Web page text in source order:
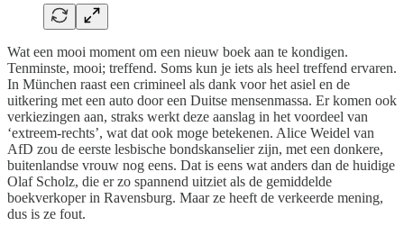
Wat een mooi moment om een nieuw boek aan te kondigen.
Tenminste, mooi; treffend. Soms kun je iets als heel treffend ervaren.
In München raast een crimineel als dank voor het asiel en de
uitkering met een auto door een Duitse mensenmassa. Er komen ook
verkiezingen aan, straks werkt deze aanslag in het voordeel van
‘extreem-rechts’, wat dat ook moge betekenen. Alice Weidel van
AfD zou de eerste lesbische bondskanselier zijn, met een donkere,
buitenlandse vrouw nog eens. Dat is eens wat anders dan de huidige
Olaf Scholz, die er zo spannend uitziet als de gemiddelde
boekverkoper in Ravensburg. Maar ze heeft de verkeerde mening,
dus is ze fout.